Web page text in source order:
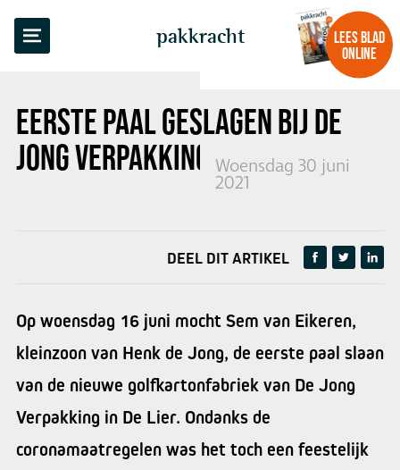
pakkracht
LEES BLAD
ONLINE
EERSTE PAAL GESLAGEN BIJ DE
JONG VERPAKKING IN DE LIER
Woensdag 30 juni
2021
TERUG NAAR OVERZICHT
DEEL DIT ARTIKEL
Op woensdag 16 juni mocht Sem van Eikeren,
kleinzoon van Henk de Jong, de eerste paal slaan
van de nieuwe golfkartonfabriek van De Jong
Verpakking in De Lier. Ondanks de
coronamaatregelen was het toch een feestelijk